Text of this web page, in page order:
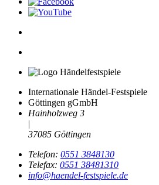
Internationale Händel-Festspiele
Göttingen gGmbH
Hainholzweg 3
|
37085 Göttingen
Telefon: 0551 3848130
Telefax: 0551 38481310
info@haendel-festspiele.de